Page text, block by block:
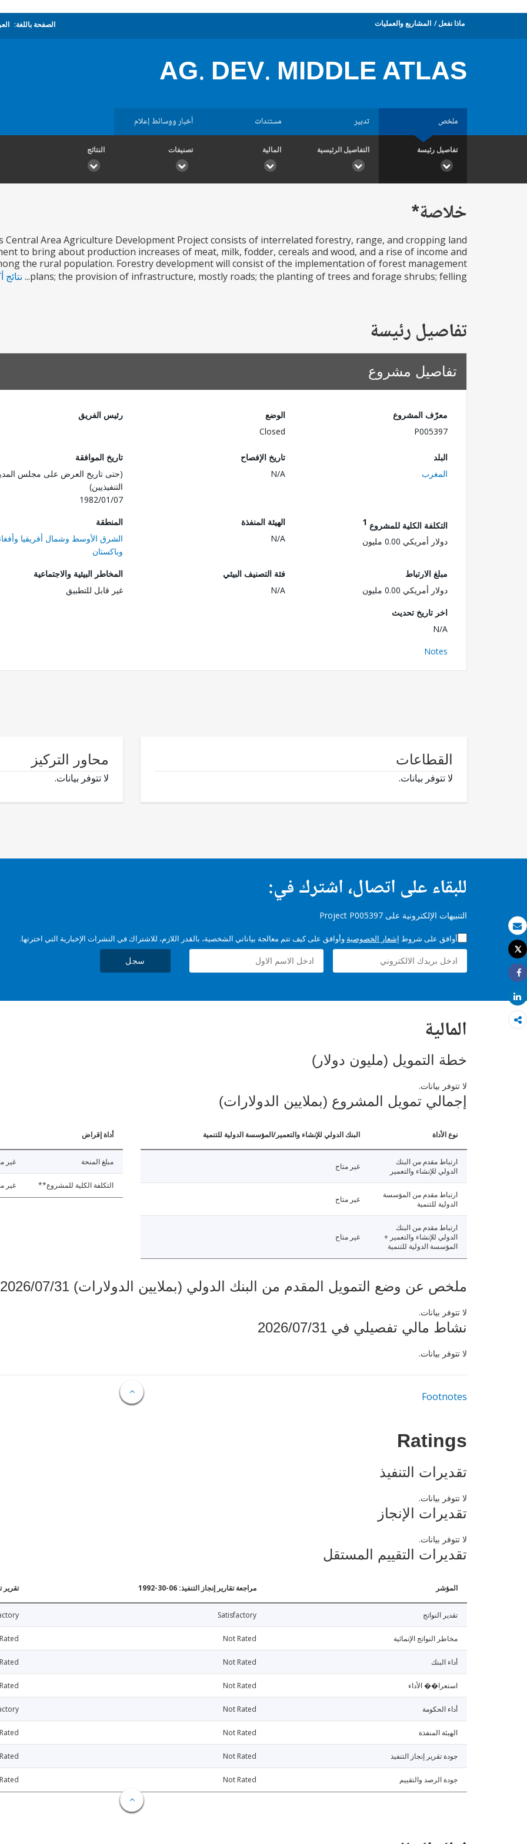
بريد الكتروني
طباعة
Tweet
Share
Share
ماذا نفعل المشاريع والعمليات الصفحة باللغة:
AG. DEV. MIDDLE ATLAS
ملخص تدبير مستندات أخبار ووسائط إعلام
تفاصيل رئيسة التفاصيل الرئيسية المالية تصنيفات النتائج
خلاصة*
Central Area Agriculture Development Project consists of interrelated forestry, range, and cropping land
to bring about production increases of meat, milk, fodder, cereals and wood, and a rise of income and
the rural population. Forestry development will consist of the implementation of forest management
plans; the provision of infrastructure, mostly roads; the planting of trees and forage shrubs; felling...
نتائج
تفاصيل رئيسة
تفاصيل مشروع
معرّف المشروع
P005397
الوضع
Closed
رئيس الفريق
البلد
المغرب
تاريخ الإفصاح
N/A
تاريخ الموافقة
(حتى تاريخ العرض على مجلس
التنفيذيين)
1982/01/07
التكلفة الكلية للمشروع 1
دولار أمريكي 0.00 مليون
الهيئة المنفذة
N/A
المنطقة
الشرق الأوسط وشمال أفريقيا
وباكستان
مبلغ الارتباط
دولار أمريكي 0.00 مليون
فئة التصنيف البيئي
N/A
المخاطر البيئية والاجتماعية
غير قابل للتطبيق
اخر تاريخ تحديث
N/A
Notes
القطاعات
لا تتوفر بيانات.
محاور التركيز
لا تتوفر بيانات.
للبقاء على اتصال، اشترك في:
التنبيهات الإلكترونية على Project P005397
أوافق على شروط إشعار الخصوصية وأوافق على كيف تتم معالجة بياناتي الشخصية، بالقدر اللازم، للاشتراك في النشرات الإخبارية التي اخترتها.
سجل
المالية
خطة التمويل (مليون دولار)
لا تتوفر بيانات.
إجمالي تمويل المشروع (بملايين الدولارات)
نوع الأداة البنك الدولي للإنشاء والتعمير/المؤسسة الدولية للتنمية
ارتباط مقدم من البنك
الدولي للإنشاء والتعمير
غير متاح
ارتباط مقدم من المؤسسة
الدولية للتنمية
غير متاح
ارتباط مقدم من البنك
الدولي للإنشاء والتعمير +
المؤسسة الدولية للتنمية
غير متاح
أداة إقراض
مبلغ المنحة غير
التكلفة الكلية للمشروع** غير
ملخص عن وضع التمويل المقدم من البنك الدولي (بملايين الدولارات) 2026/07/31
لا تتوفر بيانات.
نشاط مالي تفصيلي في 2026/07/31
لا تتوفر بيانات.
Footnotes
Ratings
تقديرات التنفيذ
لا تتوفر بيانات.
تقديرات الإنجاز
لا تتوفر بيانات.
تقديرات التقييم المستقل
المؤشر مراجعة تقارير إنجاز التنفيذ: 06-30-1992 تقرير
تقدير النواتج Satisfactory
مخاطر النواتج الإنمائية Not Rated
أداء البنك Not Rated
استعرا�� الأداء Not Rated
أداء الحكومة Not Rated
الهيئة المنفذة Not Rated
جودة تقرير إنجاز التنفيذ Not Rated
جودة الرصد والتقييم Not Rated